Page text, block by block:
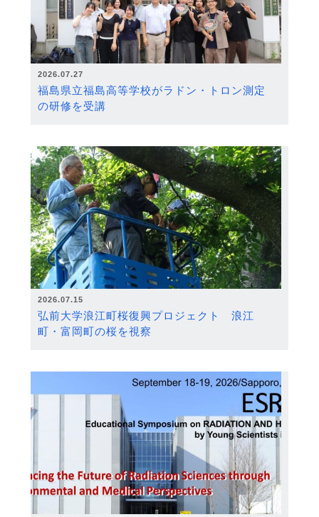
2026.07.27
福島県立福島高等学校がラドン・トロン測定
の研修を受講
2026.07.15
弘前大学浪江町桜復興プロジェクト 浪江
町・富岡町の桜を視察